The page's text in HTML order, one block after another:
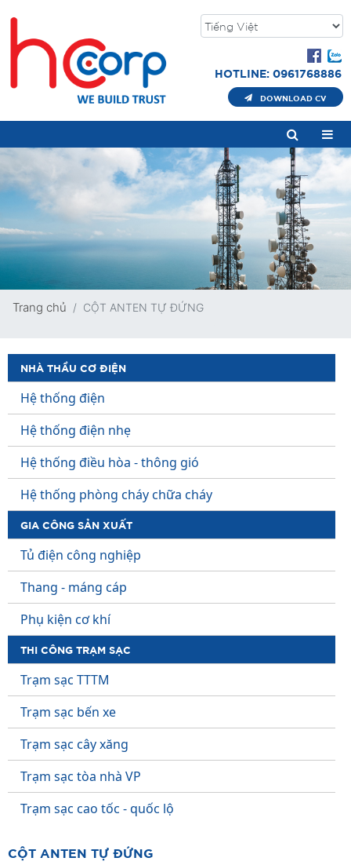
HOTLINE: 0961768886
DOWNLOAD CV
Trang chủ CỘT ANTEN TỰ ĐỨNG
NHÀ THẦU CƠ ĐIỆN
Hệ thống điện
Hệ thống điện nhẹ
Hệ thống điều hòa - thông gió
Hệ thống phòng cháy chữa cháy
GIA CÔNG SẢN XUẤT
Tủ điện công nghiệp
Thang - máng cáp
Phụ kiện cơ khí
THI CÔNG TRẠM SẠC
Trạm sạc TTTM
Trạm sạc bến xe
Trạm sạc cây xăng
Trạm sạc tòa nhà VP
Trạm sạc cao tốc - quốc lộ
CỘT ANTEN TỰ ĐỨNG